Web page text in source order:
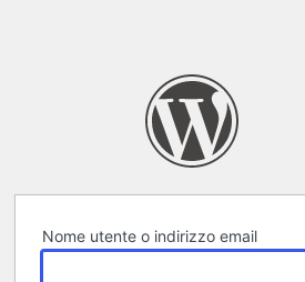
Nome utente o indirizzo email